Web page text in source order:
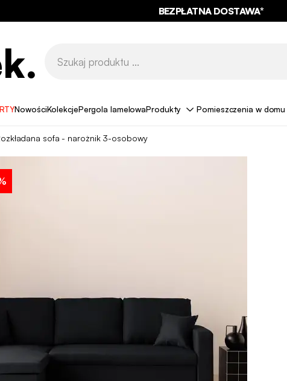
BEZPŁATNA DOSTAWA*
NowościKolekcjePergola lamelowaProdukty Pomieszczenia w domu
sofa - narożnik 3-osobowy